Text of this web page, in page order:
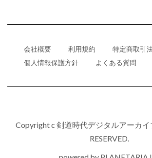
会社概要 利用規約
特定商取引
個人情報保護方針
よくある質問
Copyright c 剣道時代デジタルアーカイ
RESERVED.